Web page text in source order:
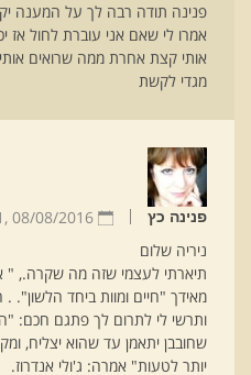
פנינה תודה רבה לך על המענה
אמרו לי שאם אני עוברת לחול אז
אותי קצת אחרת ממה שרואים
מגדי לקשת
פנינה כץ 08/08/2016 ,
ניריה שלום
תיארתי לעצמי שזה מה שקרה., "
מאידך "חיים ומוות ביחד הלשון".
ותרשי לי לתרום לך פתגם חכם:
שחובבן יתאמן עד שהוא יצליח,
יותר לטעות" אמרה: ג'ולי אנדרוז.